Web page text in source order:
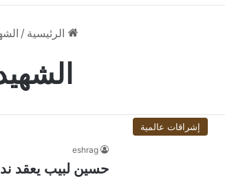
الرئيسية /
إشراقات عالمية
eshrag
حسين لبيب يعقد